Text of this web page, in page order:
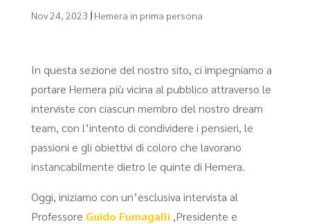
Nov 24, 2023 | Hemera in prima persona
In questa sezione del nostro sito, ci impegniamo a
portare Hemera più vicina al pubblico attraverso le
interviste con ciascun membro del nostro dream
team, con l’intento di condividere i pensieri, le
passioni e gli obiettivi di coloro che lavorano
instancabilmente dietro le quinte di Hemera.
Oggi, iniziamo con un’esclusiva intervista al
Professore Guido Fumagalli ,Presidente e